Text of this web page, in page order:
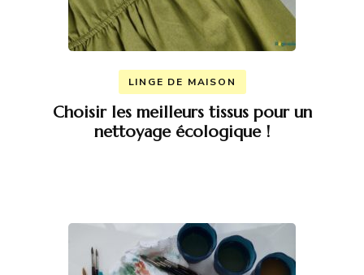
LINGE DE MAISON
Choisir les meilleurs tissus pour un
nettoyage écologique !